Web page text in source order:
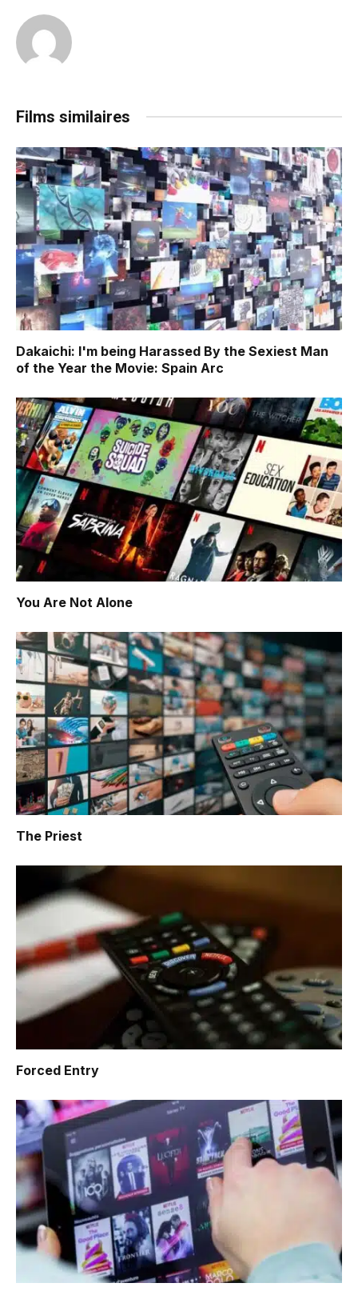
Films similaires
Dakaichi: I'm being Harassed By the Sexiest Man
of the Year the Movie: Spain Arc
You Are Not Alone
The Priest
Forced Entry